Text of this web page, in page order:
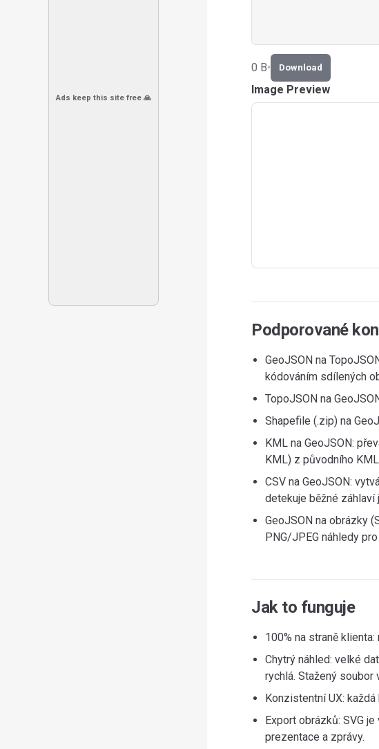
Ads keep this site free 🙏
0 B• Download
Image Preview
Podporované
GeoJSON na
kódováním sdílených
TopoJSON na
Shapefile (.zip) na
KML na GeoJSON:
KML) z původního
CSV na GeoJSON:
detekuje běžné
GeoJSON na obrázky
PNG/JPEG náhledy
Jak to funguje
100% na straně
Chytrý náhled: velké
rychlá. Stažený
Konzistentní UX:
Export obrázků: SVG
prezentace a zprávy.